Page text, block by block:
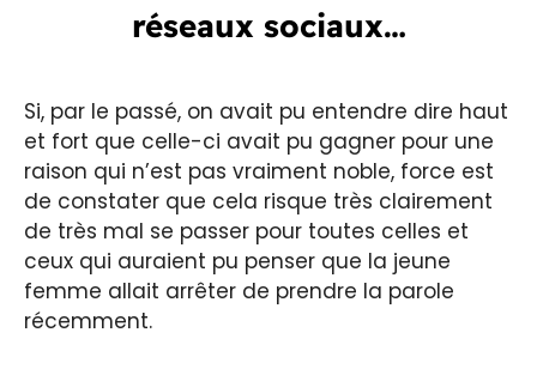
réseaux sociaux…
Si, par le passé, on avait pu entendre dire haut
et fort que celle-ci avait pu gagner pour une
raison qui n’est pas vraiment noble, force est
de constater que cela risque très clairement
de très mal se passer pour toutes celles et
ceux qui auraient pu penser que la jeune
femme allait arrêter de prendre la parole
récemment.